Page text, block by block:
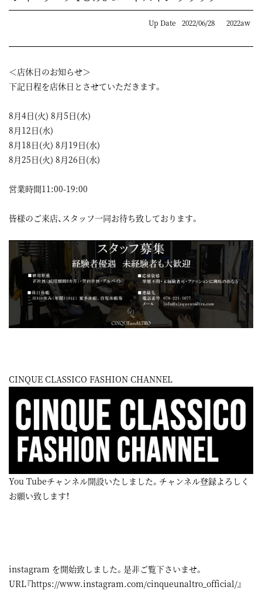
Up Date 2022/06/28 2022aw
＜店休日のお知らせ＞
下記日程を店休日とさせていただきます。
8月4日(火) 8月5日(水)
8月12日(水)
8月18日(火) 8月19日(水)
8月25日(火) 8月26日(水)
営業時間11:00-19:00
皆様のご来店、スタッフ一同お待ち致しております。
CINQUE CLASSICO FASHION CHANNEL
You Tubeチャンネル開設いたしました。チャンネル登録よろしく
お願い致します！
instagram を開始致しました。是非ご覧下さいませ。
URL『https://www.instagram.com/cinqueunaltro_official/』